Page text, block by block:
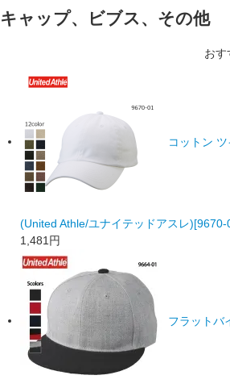
キャップ、ビブス、その他
お
コットン
(United Athle/ユナイテッドアスレ)[9670-
1,481 円
フラットバ